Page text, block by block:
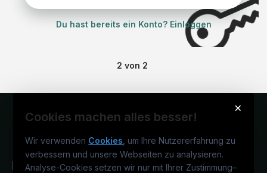
Du hast bereits ein Konto? Einloggen
2 von 2
×
Cookies machen alles besser!
Wir verwenden Cookies , um Ihre Nutzererfahrung zu
verbessern und unsere Webseiten zu analysieren.
Analyse-Cookies setzen wir nur mit Ihrer Zustimmung–